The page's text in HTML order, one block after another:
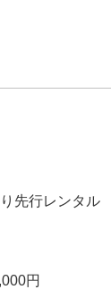
先行レンタル
円